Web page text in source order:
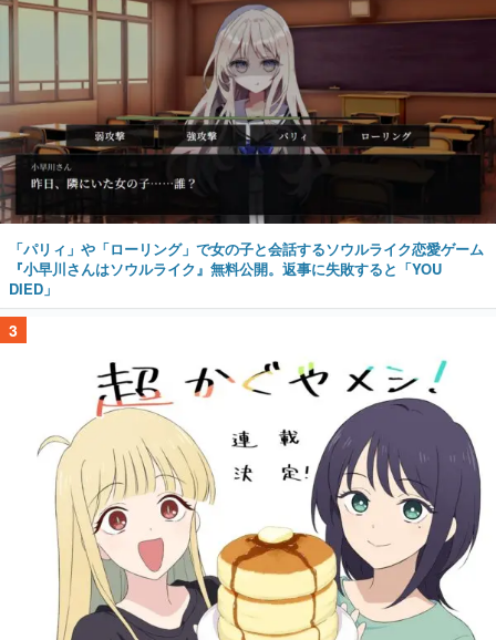
「パリィ」や「ローリング」で女の子と会話するソウルライク恋愛ゲーム
『小早川さんはソウルライク』無料公開。返事に失敗すると「YOU
DIED」
3